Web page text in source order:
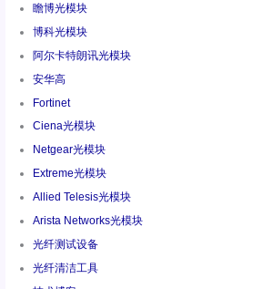
瞻博光模块
博科光模块
阿尔卡特朗讯光模块
安华高
Fortinet
Ciena光模块
Netgear光模块
Extreme光模块
Allied Telesis光模块
Arista Networks光模块
光纤测试设备
光纤清洁工具